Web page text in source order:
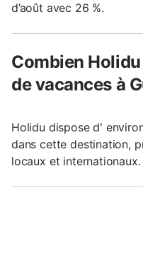
d’août avec 26 %.
Combien
de vacances à
Holidu dispose d'
dans cette destination,
locaux et internationaux.